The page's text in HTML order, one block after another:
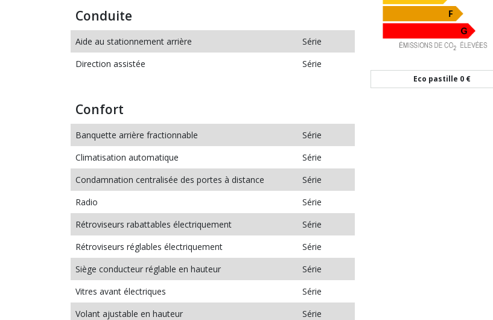
Conduite
Aide au stationnement arrière
Série
Direction assistée
Série
Confort
Banquette arrière fractionnable
Série
Climatisation automatique
Série
Condamnation centralisée des portes à distance
Série
Radio
Série
Rétroviseurs rabattables électriquement
Série
Rétroviseurs réglables électriquement
Série
Siège conducteur réglable en hauteur
Série
Vitres avant électriques
Série
Volant ajustable en hauteur
Série
Eco pastille 0 €